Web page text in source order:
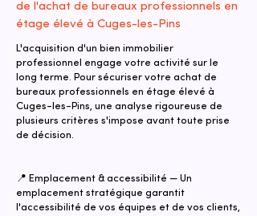
de l'achat de bureaux professionnels en
étage élevé à Cuges-les-Pins
L'acquisition d'un bien immobilier
professionnel engage votre activité sur le
long terme. Pour sécuriser votre achat de
bureaux professionnels en étage élevé à
Cuges-les-Pins, une analyse rigoureuse de
plusieurs critères s'impose avant toute prise
de décision.
📍 Emplacement & accessibilité — Un
emplacement stratégique garantit
l'accessibilité de vos équipes et de vos clients,